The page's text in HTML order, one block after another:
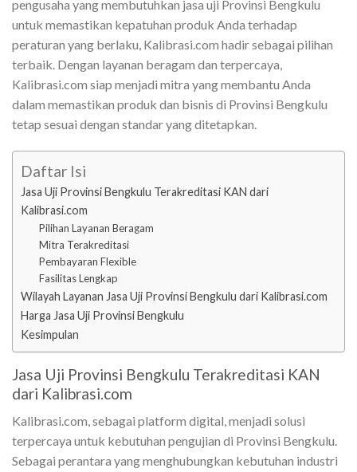
pengusaha yang membutuhkan jasa uji Provinsi Bengkulu
untuk memastikan kepatuhan produk Anda terhadap
peraturan yang berlaku, Kalibrasi.com hadir sebagai pilihan
terbaik. Dengan layanan beragam dan terpercaya,
Kalibrasi.com siap menjadi mitra yang membantu Anda
dalam memastikan produk dan bisnis di Provinsi Bengkulu
tetap sesuai dengan standar yang ditetapkan.
Daftar Isi
Jasa Uji Provinsi Bengkulu Terakreditasi KAN dari
Kalibrasi.com
Pilihan Layanan Beragam
Mitra Terakreditasi
Pembayaran Flexible
Fasilitas Lengkap
Wilayah Layanan Jasa Uji Provinsi Bengkulu dari Kalibrasi.com
Harga Jasa Uji Provinsi Bengkulu
Kesimpulan
Jasa Uji Provinsi Bengkulu Terakreditasi KAN
dari Kalibrasi.com
Kalibrasi.com, sebagai platform digital, menjadi solusi
terpercaya untuk kebutuhan pengujian di Provinsi Bengkulu.
Sebagai perantara yang menghubungkan kebutuhan industri